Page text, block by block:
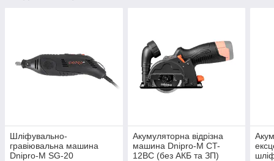
Шліфувально-
гравіювальна машина
Dnipro-M SG-20
Акумуляторна відрізна
машина Dnipro-M CT-
12BC (без АКБ та ЗП)